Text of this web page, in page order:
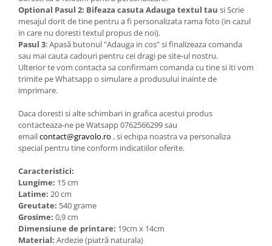
Optional Pasul 2: Bifeaza casuta Adauga textul tau si Scrie
mesajul dorit de tine pentru a fi personalizata rama foto (in cazul
in care nu doresti textul propus de noi).
Pasul 3: Apasă butonul "Adauga in cos" si finalizeaza comanda
sau mai cauta cadouri pentru cei dragi pe site-ul nostru.
Ulterior te vom contacta sa confirmam comanda cu tine si iti vom
trimite pe Whatsapp o simulare a produsului inainte de
imprimare.
Daca doresti si alte schimbari in grafica acestui produs
contacteaza-ne pe Watsapp 0762566299 sau
emailcontact@gravolo.ro , si echipa noastra va personaliza
special pentru tine conform indicatiilor oferite.
Caracteristici:
Lungime: 15 cm
Latime: 20 cm
Greutate: 540 grame
Grosime: 0,9 cm
Dimensiune de printare: 19cm x 14cm
Material: Ardezie (piatră naturala)